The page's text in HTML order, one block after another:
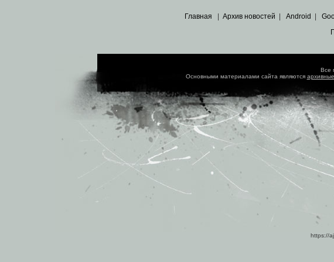
Главная Архив новостей Android
Все
Основными материалами сайта являются
https://